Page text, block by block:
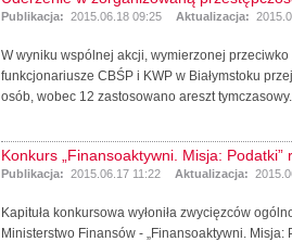
Publikacja: 2015.06.18 09:25 Aktualizacja:
W wyniku wspólnej akcji, wymierzonej
funkcjonariusze CBŚP i KWP w Białymstoku
osób, wobec 12 zastosowano areszt tymczasowy.
Konkurs „Finansoaktywni. Misja: Podatki”
Publikacja: 2015.06.17 11:22 Aktualizacja:
Kapituła konkursowa wyłoniła zwycięzców
Ministerstwo Finansów - „Finansoaktywni.